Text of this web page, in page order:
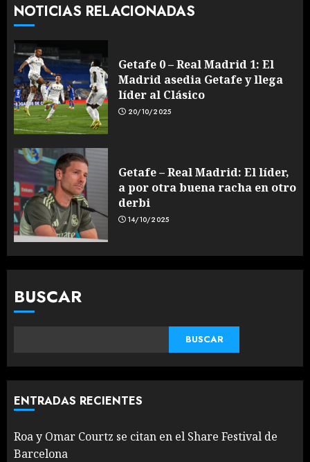
NOTICIAS RELACIONADAS
Getafe 0 – Real Madrid 1: El
Madrid asedia Getafe y llega
líder al Clásico
20/10/2025
Getafe – Real Madrid: El líder,
a por otra buena racha en otro
derbi
14/10/2025
BUSCAR
BUSCAR
ENTRADAS RECIENTES
Roa y Omar Courtz se citan en el Share Festival de
Barcelona